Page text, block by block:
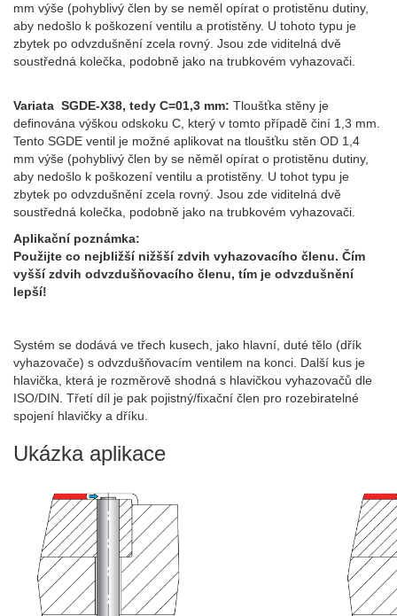
mm výše (pohyblivý člen by se neměl opírat o protistěnu dutiny,
aby nedošlo k poškození ventilu a protistěny. U tohoto typu je
zbytek po odvzdušnění zcela rovný. Jsou zde viditelná dvě
soustředná kolečka, podobně jako na trubkovém vyhazovači.
Variata SGDE-X38, tedy C=01,3 mm: Tloušťka stěny je
definována výškou odskoku C, který v tomto případě činí 1,3 mm.
Tento SGDE ventil je možné aplikovat na tloušťku stěn OD 1,4
mm výše (pohyblivý člen by se něměl opírat o protistěnu dutiny,
aby nedošlo k poškození ventilu a protistěny. U tohot typu je
zbytek po odvzdušnění zcela rovný. Jsou zde viditelná dvě
soustředná kolečka, podobně jako na trubkovém vyhazovači.
Aplikační poznámka:
Použijte co nejbližší nižšší zdvih vyhazovacího členu. Čím
vyšší zdvih odvzdušňovacího členu, tím je odvzdušnění
lepší!
Systém se dodává ve třech kusech, jako hlavní, duté tělo (dřík
vyhazovače) s odvzdušňovacím ventilem na konci. Další kus je
hlavička, která je rozměrově shodná s hlavičkou vyhazovačů dle
ISO/DIN. Třetí díl je pak pojistný/fixační člen pro rozebiratelné
spojení hlavičky a dříku.
Ukázka aplikace